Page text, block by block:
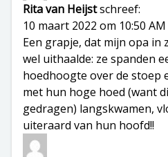
Rita van Heijstschreef:
10 maart 2022 om 10:50 AM
Een grapje, dat mijn opa in
wel uithaalde: ze spanden
hoedhoogte over de stoep
met hun hoge hoed (want
gedragen) langskwamen,
uiteraard van hun hoofd!!